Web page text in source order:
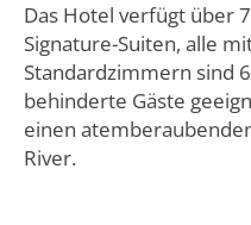
Das Hotel verfügt über
Signature-Suiten, alle
Standardzimmern sind
behinderte Gäste
einen
River.